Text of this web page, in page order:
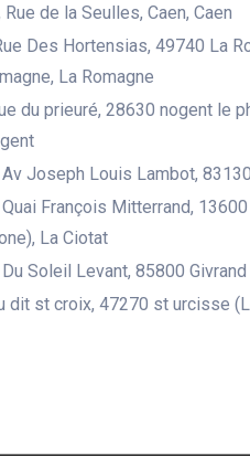
Rue de la Seulles, Caen, Caen
Des Hortensias, 49740 La
La Romagne
du prieuré, 28630 nogent le
Joseph Louis Lambot,
François Mitterrand,
La Ciotat
Soleil Levant, 85800
dit st croix, 47270 st urcisse